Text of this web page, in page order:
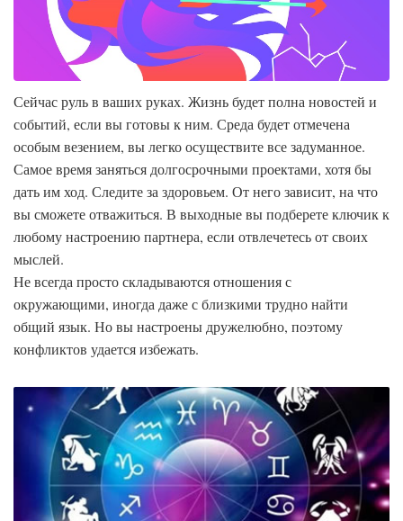
Сейчас руль в ваших руках. Жизнь будет полна новостей и
событий, если вы готовы к ним. Среда будет отмечена
особым везением, вы легко осуществите все задуманное.
Самое время заняться долгосрочными проектами, хотя бы
дать им ход. Следите за здоровьем. От него зависит, на что
вы сможете отважиться. В выходные вы подберете ключик к
любому настроению партнера, если отвлечетесь от своих
мыслей.
Не всегда просто складываются отношения с
окружающими, иногда даже с близкими трудно найти
общий язык. Но вы настроены дружелюбно, поэтому
конфликтов удается избежать.